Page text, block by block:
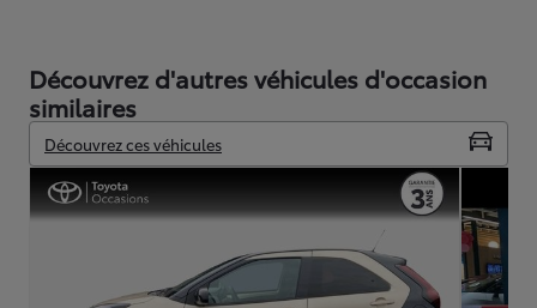
Découvrez d'autres véhicules d'occasion
similaires
Découvrez ces véhicules